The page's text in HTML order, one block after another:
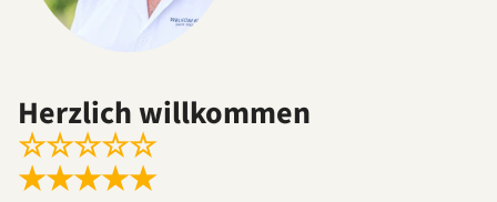
Herzlich willkommen
☆☆☆☆☆
★★★★★